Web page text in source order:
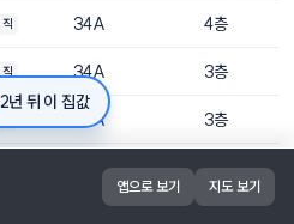
직 34A 4층
직 34A 3층
34A 3층
34A 3층
2년 뒤 이 집값
앱으로 보기 지도 보기